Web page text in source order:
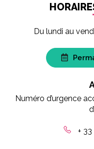
Du lundi au
Numéro d’urgence
+